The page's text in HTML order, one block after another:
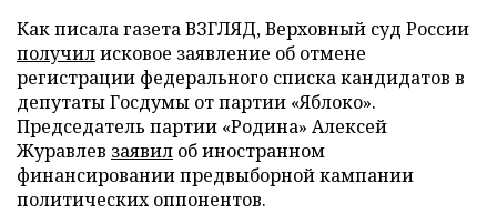
Как писала газета ВЗГЛЯД, Верховный суд России
получилисковое заявление об отмене
регистрации федерального списка кандидатов в
депутаты Госдумы от партии «Яблоко».
Председатель партии «Родина» Алексей
Журавлев заявил об иностранном
финансировании предвыборной кампании
политических оппонентов.